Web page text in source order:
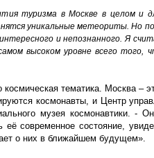
туризма в Москве в целом и
уникальные метеориты. Но
и непознанного. Я
высоком уровне всего того,
тематика. Москва –
космонавты, и Центр
музея космонавтики. -
её современное состояние,
о них в ближайшем будущем».